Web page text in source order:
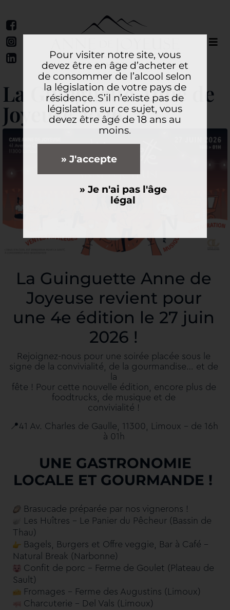
Pour visiter notre site, vous
devez être en âge d’acheter et
de consommer de l’alcool selon
la législation de votre pays de
résidence. S’il n’existe pas de
législation sur ce sujet, vous
devez être âgé de 18 ans au
moins.
» J'accepte
» Je n'ai pas l'âge
légal
La Guinguette Anne de
Joyeuse 2026
La Guinguette Anne de
Joyeuse revient pour
une 4e édition le 27 juin
2026 !
Rejoignez-nous pour une soirée placée sous le
signe de la convivialité, de la gourmandise… et de
la
fête ! Pour cette nouvelle édition, encore plus de
foodtrucks, de musique et de
convivialité !
📍41 Av. Charles de Gaulle, 11300, Limoux – de 16h
à 01h
UNE GASTRONOMIE
LOCALE ET GOURMANDE !
Brasucade préparée par nos vignerons !
Les Huîtres – Le Panier du Pêcheur (Bassin de
Thau)
Bagels, Burgers et Offre veggie, Bar à Café –
Natural Break (Narbonne)
Confit de porc – Ferme de Goulet (Plateau de
Sault)
Fromages – Ferme des Augustins (Limoux)
Charcuterie – Del Vals (Limoux)